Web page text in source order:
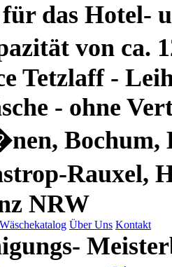
das Hotel-
von
Tetzlaff -
- ohne
Bochum,
Rauxel,
NRW
Über Uns Kontakt